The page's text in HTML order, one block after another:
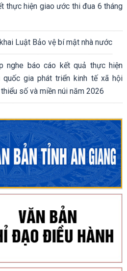
thực hiện giao ước thi đua 6 tháng
Luật Bảo vệ bí mật nhà nước
nghe báo cáo kết quả thực hiện
gia phát triển kinh tế xã hội
số và miền núi năm 2026